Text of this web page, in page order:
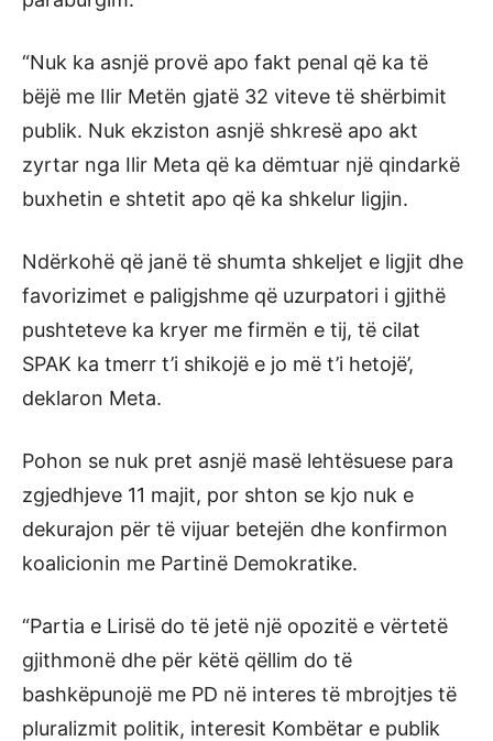
“Nuk ka asnjë provë apo fakt penal që ka të
bëjë me Ilir Metën gjatë 32 viteve të shërbimit
publik. Nuk ekziston asnjë shkresë apo akt
zyrtar nga Ilir Meta që ka dëmtuar një qindarkë
buxhetin e shtetit apo që ka shkelur ligjin.
Ndërkohë që janë të shumta shkeljet e ligjit dhe
favorizimet e paligjshme që uzurpatori i gjithë
pushteteve ka kryer me firmën e tij, të cilat
SPAK ka tmerr t’i shikojë e jo më t’i hetojë’,
deklaron Meta.
Pohon se nuk pret asnjë masë lehtësuese para
zgjedhjeve 11 majit, por shton se kjo nuk e
dekurajon për të vijuar betejën dhe konfirmon
koalicionin me Partinë Demokratike.
“Partia e Lirisë do të jetë një opozitë e vërtetë
gjithmonë dhe për këtë qëllim do të
bashkëpunojë me PD në interes të mbrojtjes të
pluralizmit politik, interesit Kombëtar e publik